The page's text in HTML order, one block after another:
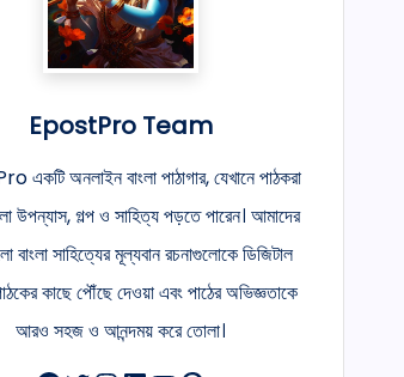
EpostPro Team
অনলাইন বাংলা পাঠাগার, যেখানে পাঠকরা
উপন্যাস, গল্প ও সাহিত্য পড়তে পারেন। আমাদের
বাংলা সাহিত্যের মূল্যবান রচনাগুলোকে ডিজিটাল
কাছে পৌঁছে দেওয়া এবং পাঠের অভিজ্ঞতাকে
আরও সহজ ও আনন্দময় করে তোলা।